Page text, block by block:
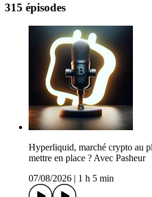
315 épisodes
Hyperliquid, marché crypto au
mettre en place ? Avec Pasheur
07/08/2026 | 1 h 5 min